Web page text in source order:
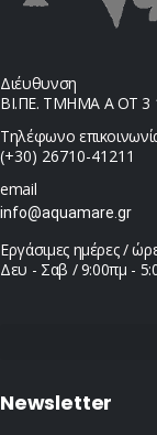
Διέυθυνση
ΒΙ.ΠΕ. ΤΜΗΜΑ Α ΟΤ 3
Τηλέφωνο
(+30) 26710-41211
email
info@aquamare.gr
Εργάσιμες ημέρες /
Δευ - Σαβ / 9:00πμ -
Newsletter